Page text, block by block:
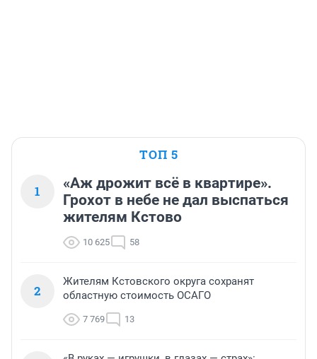
ТОП 5
1
«Аж дрожит всё в квартире».
Грохот в небе не дал выспаться
жителям Кстово
10 625 58
2
Жителям Кстовского округа сохранят
областную стоимость ОСАГО
7 769 13